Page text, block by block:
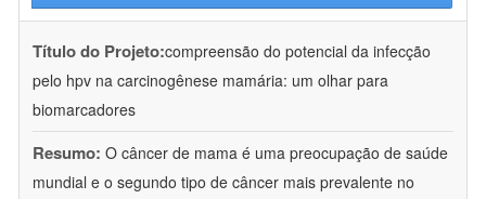
Título do Projeto:compreensão do potencial da infecção
pelo hpv na carcinogênese mamária: um olhar para
biomarcadores
Resumo: O câncer de mama é uma preocupação de saúde
mundial e o segundo tipo de câncer mais prevalente no